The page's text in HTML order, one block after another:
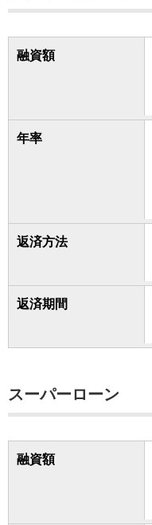
融資額
年率
返済方法
返済期間
スーパーローン
融資額